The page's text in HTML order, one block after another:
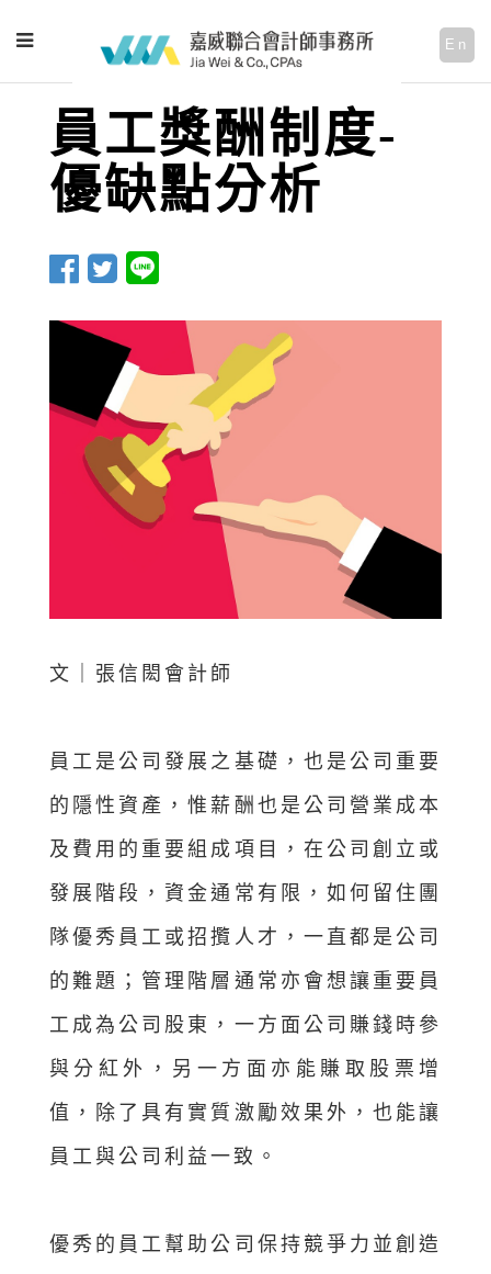
En
員工獎酬制度-
優缺點分析
文｜張信閎會計師
員工是公司發展之基礎，也是公司重要
的隱性資產，惟薪酬也是公司營業成本
及費用的重要組成項目，在公司創立或
發展階段，資金通常有限，如何留住團
隊優秀員工或招攬人才，一直都是公司
的難題；管理階層通常亦會想讓重要員
工成為公司股東，一方面公司賺錢時參
與分紅外，另一方面亦能賺取股票增
值，除了具有實質激勵效果外，也能讓
員工與公司利益一致。
優秀的員工幫助公司保持競爭力並創造